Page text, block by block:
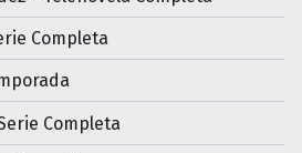
Completa
Completa